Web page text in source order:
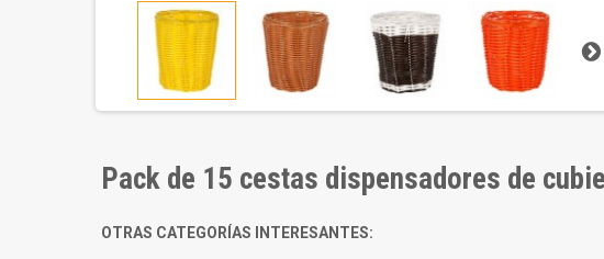
Pack de 15 cestas dispensadores de
OTRAS CATEGORÍAS INTERESANTES: